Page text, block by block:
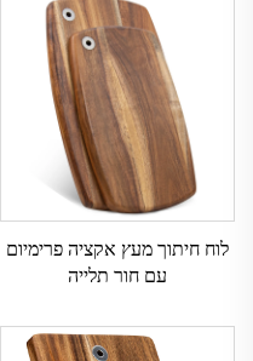
לוח חיתוך מעץ אקציה פרימיום
עם חור תלייה